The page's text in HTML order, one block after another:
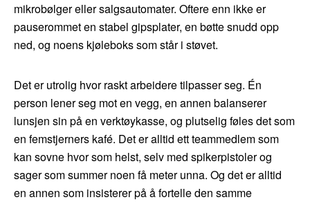
mikrobølger eller salgsautomater. Oftere enn ikke er
pauserommet en stabel gipsplater, en bøtte snudd opp
ned, og noens kjøleboks som står i støvet.
Det er utrolig hvor raskt arbeidere tilpasser seg. Én
person lener seg mot en vegg, en annen balanserer
lunsjen sin på en verktøykasse, og plutselig føles det som
en femstjerners kafé. Det er alltid ett teammedlem som
kan sovne hvor som helst, selv med spikerpistoler og
sager som summer noen få meter unna. Og det er alltid
en annen som insisterer på å fortelle den samme